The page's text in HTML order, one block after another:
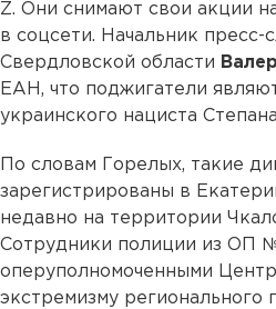
Z. Они снимают свои акции
в соцсети. Начальник
Свердловской области
ЕАН, что поджигатели
украинского нациста
По словам Горелых, такие
зарегистрированы в
недавно на территории
Сотрудники полиции из ОП
оперуполномоченными
экстремизму